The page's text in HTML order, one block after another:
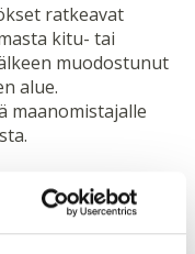
ratkeavat
kitu- tai
muodostunut
alue.
maanomistajalle
maanomistajia ja
kiinteistönsä
vuosina